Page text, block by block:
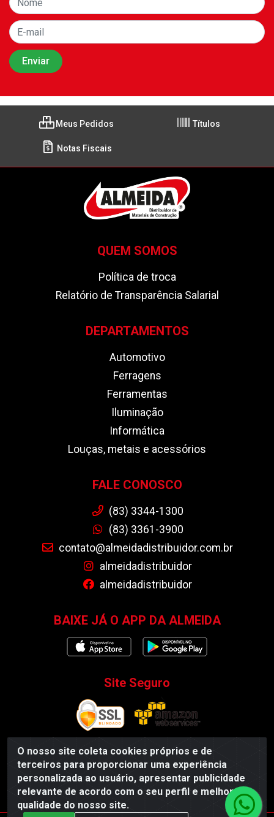
O nosso site coleta cookies próprios e de
terceiros para proporcionar uma experiência
personalizada ao usuário, apresentar publicidade
relevante de acordo com o seu perfil e melhorar a
qualidade do nosso site.
Meus Pedidos Títulos
Notas Fiscais
QUEM SOMOS
Política de troca
Relatório de Transparência Salarial
DEPARTAMENTOS
Automotivo
Ferragens
Ferramentas
Iluminação
Informática
Louças, metais e acessórios
FALE CONOSCO
(83) 3344-1300
(83) 3361-3900
contato@almeidadistribuidor.com.br
almeidadistribuidor
almeidadistribuidor
BAIXE JÁ O APP DA ALMEIDA
Site Seguro
Almeida Distribuidor - Rodovia BR 104, S/N, Centro -
Esperança/PB - CEP 58135-000 - CNPJ 35.419.548/0001-55